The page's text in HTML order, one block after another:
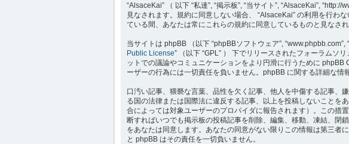
“AlsaceKai” （ 以下 “私達”, “掲示板”, “当サイト”, “AlsaceKai”,
見なされます。規約に同意しない場合、 “AlsaceKai” の利用を行わ
ている間、あなたは常にこれらの規約に同意しているものと見なされ
当サイトは phpBB （以下 “phpBBソフトウェア”,
Public License” （以下 “GPL” ） 下でリリースされたフォーラムソリ
ットでの議論やコミュニケーションをより円滑に行うために
ーザーの行為には一切責任を負いません。phpBB に関する詳細な情
口汚い記事、猥褻な言葉、品性を欠く記事、他人を中傷する記事、
る国の法律または国際法に違反する記事、以上を投稿しないことを
合によっては対象ユーザーのプロバイダに報告されます）。この措
断すればいつでも掲示板の投稿記事を削除、編集、移動、凍結、閉
をあなたは同意します。あなたの同意がない限りこの情報は第三者
と phpBB はその責任を一切負いません。